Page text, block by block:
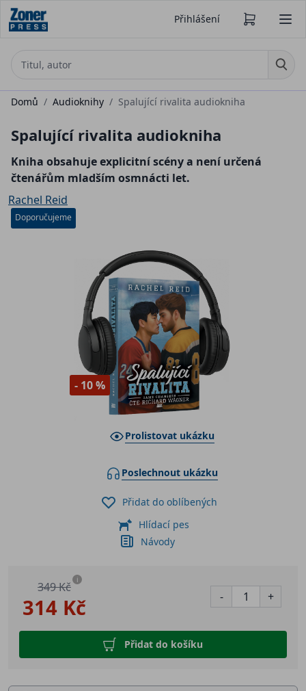
Přihlášení
Domů / Audioknihy / Spalující rivalita audiokniha
Spalující rivalita audiokniha
Kniha obsahuje explicitní scény a není určená
čtenářům mladším osmnácti let.
Rachel Reid
Doporučujeme
- 10 %
Prolistovat ukázku
Poslechnout ukázku
314 Kč
349 Kč i
- +
Přidat do košíku
Přidat do oblíbených
Hlídací pes
Návody